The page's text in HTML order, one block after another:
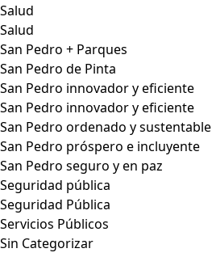
Salud
Salud
San Pedro + Parques
San Pedro de Pinta
San Pedro innovador y eficiente
San Pedro innovador y eficiente
San Pedro ordenado y sustentable
San Pedro próspero e incluyente
San Pedro seguro y en paz
Seguridad pública
Seguridad Pública
Servicios Públicos
Sin Categorizar